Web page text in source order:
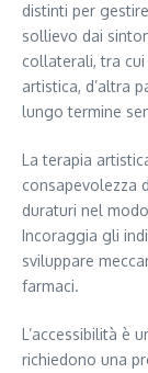
distinti per
sollievo dai
collaterali, tra
artistica, d’altra
lungo termine
La terapia
consapevolezza
duraturi nel
Incoraggia gli
sviluppare
farmaci.
L’accessibilità è
richiedono una